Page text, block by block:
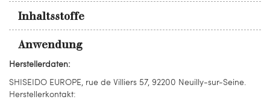
Inhaltsstoffe
Anwendung
Herstellerdaten:
SHISEIDO EUROPE, rue de Villiers 57, 92200 Neuilly-sur-Seine.
Herstellerkontakt: